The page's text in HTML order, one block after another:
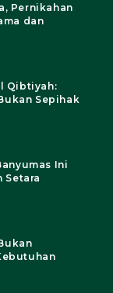
Pernikahan
dan
Qibtiyah:
Sepihak
Ini
Setara